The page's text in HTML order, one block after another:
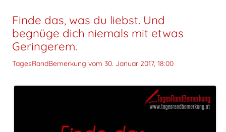
Finde das, was du liebst. Und
begnüge dich niemals mit etwas
Geringerem.
TagesRandBemerkung vom 30. Januar 2017, 18:00